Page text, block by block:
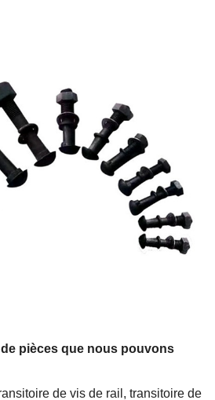
pièces que nous pouvons
de vis de rail, transitoire de